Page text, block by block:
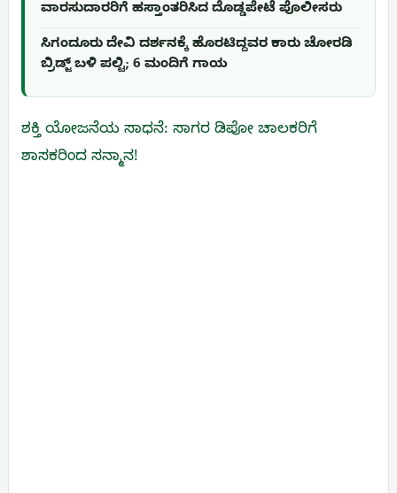
ವಾರಸುದಾರರಿಗೆ ಹಸ್ತಾಂತರಿಸಿದ ದೊಡ್ಡಪೇಟೆ ಪೊಲೀಸರು
ಸಿಗಂದೂರು ದೇವಿ ದರ್ಶನಕ್ಕೆ ಹೊರಟಿದ್ದವರ ಕಾರು ಚೋರಡಿ
ಬ್ರಿಡ್ಜ್ ಬಳಿ ಪಲ್ಟಿ; 6 ಮಂದಿಗೆ ಗಾಯ
ಶಕ್ತಿ ಯೋಜನೆಯ ಸಾಧನೆ: ಸಾಗರ ಡಿಪೋ ಚಾಲಕರಿಗೆ
ಶಾಸಕರಿಂದ ಸನ್ಮಾನ!